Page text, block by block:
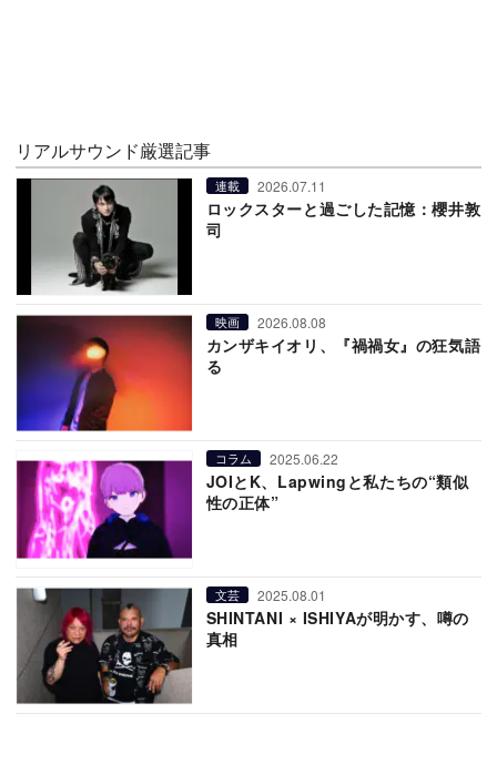
リアルサウンド厳選記事
連載 2026.07.11
ロックスターと過ごした記憶：櫻井敦
司
映画 2026.08.08
カンザキイオリ、『禍禍女』の狂気語
る
コラム 2025.06.22
JOIとK、Lapwingと私たちの“類似
性の正体”
文芸 2025.08.01
SHINTANI × ISHIYAが明かす、噂の
真相